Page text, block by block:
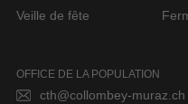
Veille de fête
OFFICE DE LA POPULATION
cth@collombey-muraz.ch